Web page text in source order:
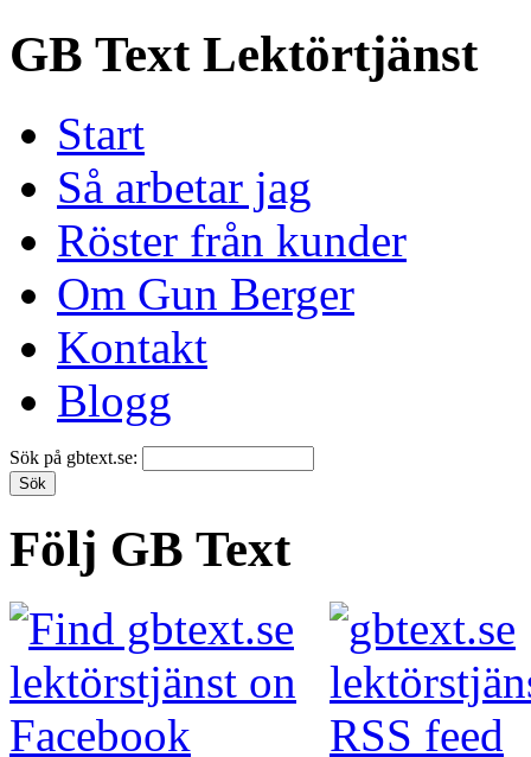
GB Text Lektörtjänst
Start
Så arbetar jag
Röster från kunder
Om Gun Berger
Kontakt
Blogg
Sök på gbtext.se:
Följ GB Text